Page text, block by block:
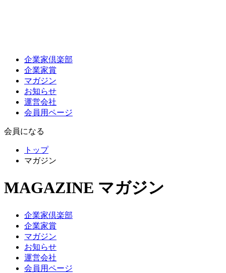
企業家倶楽部
企業家賞
マガジン
お知らせ
運営会社
会員用ページ
会員になる
トップ
マガジン
MAGAZINE マガジン
企業家倶楽部
企業家賞
マガジン
お知らせ
運営会社
会員用ページ